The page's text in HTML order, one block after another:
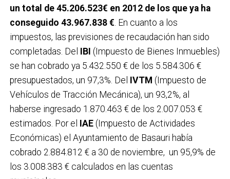
un total de 45.206.523€ en 2012 de los que ya ha
conseguido 43.967.838 € . En cuanto a los
impuestos, las previsiones de recaudación han sido
completadas. Del IBI (Impuesto de Bienes Inmuebles)
se han cobrado ya 5.432.550 € de los 5.584.306 €
presupuestados, un 97,3%. Del IVTM (Impuesto de
Vehículos de Tracción Mecánica), un 93,2%, al
haberse ingresado 1.870.463 € de los 2.007.053 €
estimados. Por el IAE(Impuesto de Actividades
Económicas) el Ayuntamiento de Basauri había
cobrado 2.884.812 € a 30 de noviembre, un 95,9% de
los 3.008.383 € calculados en las cuentas